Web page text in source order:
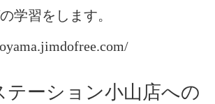
学習をします。
テーション小山店への